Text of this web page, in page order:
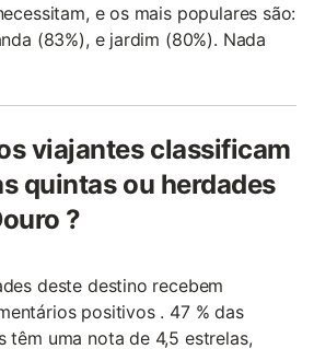
e os mais populares são:
(83%), e jardim (80%). Nada
viajantes classificam
quintas ou herdades
?
deste destino recebem
positivos . 47 % das
têm uma nota de 4,5 estrelas,